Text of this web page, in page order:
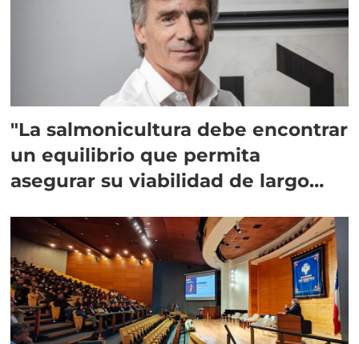
"La salmonicultura debe encontrar
un equilibrio que permita
asegurar su viabilidad de largo